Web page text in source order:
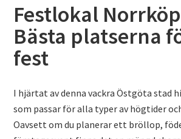
Festlokal
Bästa platserna
fest
I hjärtat av denna vackra Östgöta stad
som passar för alla typer av högtider
Oavsett om du planerar ett bröllop,